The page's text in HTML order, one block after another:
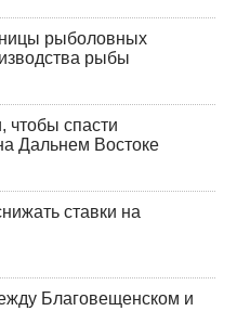
рыболовных
рыбы
чтобы спасти
Дальнем Востоке
ставки на
Благовещенском и